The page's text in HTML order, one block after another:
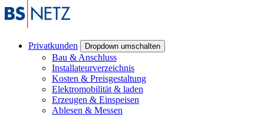
Privatkunden Dropdown umschalten
Bau & Anschluss
Installateurverzeichnis
Kosten & Preisgestaltung
Elektromobilität & laden
Erzeugen & Einspeisen
Ablesen & Messen